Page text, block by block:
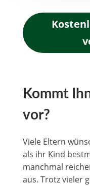
Kommt
vor?
Viele Eltern
als ihr Kind
manchmal
aus. Trotz vieler